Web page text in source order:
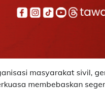
masyarakat sivil,
membebaskan